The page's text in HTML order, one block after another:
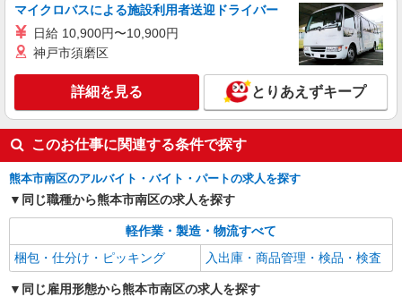
マイクロバスによる施設利用者送迎ドライバー
日給 10,900円〜10,900円
神戸市須磨区
詳細を見る とりあえずキープ
このお仕事に関連する条件で探す
熊本市南区のアルバイト・バイト・パートの求人を探す
同じ職種から熊本市南区の求人を探す
軽作業・製造・物流すべて
梱包・仕分け・ピッキング
入出庫・商品管理・検品・検査
同じ雇用形態から熊本市南区の求人を探す